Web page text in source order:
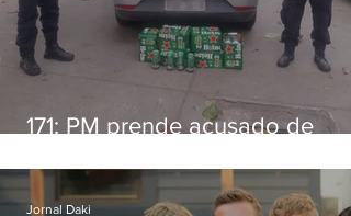
171: PM prende acusado de
Niterói
Jornal Daki